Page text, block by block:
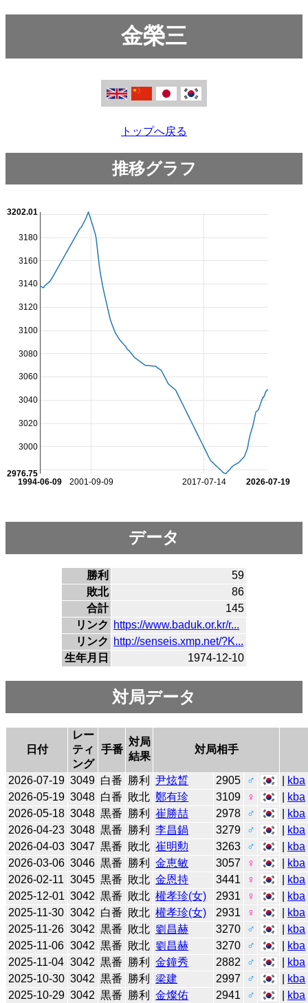
金榮三
トップへ戻る
推移グラフ
2001-09-09 2017-07-14
1994-06-09 2026-07-19
3000
3020
3040
3060
3080
3100
3120
3140
3160
3180
2976.75
3202.01
データ
勝利
59
敗北
86
合計
145
リンク
https://www.baduk.or.kr/r...
リンク
http://senseis.xmp.net/?K...
生年月日
1974-12-10
対局データ
日付
レー
ティ
ング
手番
対局
結果
対局相手
2026-07-19 3049 白番 勝利 尹炫晳 2905 ♂ kba
2026-05-19 3048 白番 敗北 鄭有珍 3109 ♀ kba
2026-05-18 3048 黒番 勝利 崔勝喆 2978 ♂ kba
2026-04-23 3048 黒番 勝利 李昌鍋 3279 ♂ kba
2026-04-03 3047 黒番 敗北 崔明勲 3263 ♂ kba
2026-03-06 3046 黒番 勝利 金恵敏 3057 ♀ kba
2026-02-11 3045 黒番 敗北 金恩持 3441 ♀ kba
2025-12-01 3042 黒番 敗北 權孝珍(女) 2931 ♀ kba
2025-11-30 3042 白番 敗北 權孝珍(女) 2931 ♀ kba
2025-11-26 3042 黒番 敗北 劉昌赫 3270 ♂ kba
2025-11-06 3042 黒番 敗北 劉昌赫 3270 ♂ kba
2025-11-04 3042 黒番 勝利 金鐘秀 2882 ♂ kba
2025-10-30 3042 黒番 勝利 梁建 2997 ♂ kba
2025-10-29 3042 黒番 勝利 金燦佑 2941 ♂ kba